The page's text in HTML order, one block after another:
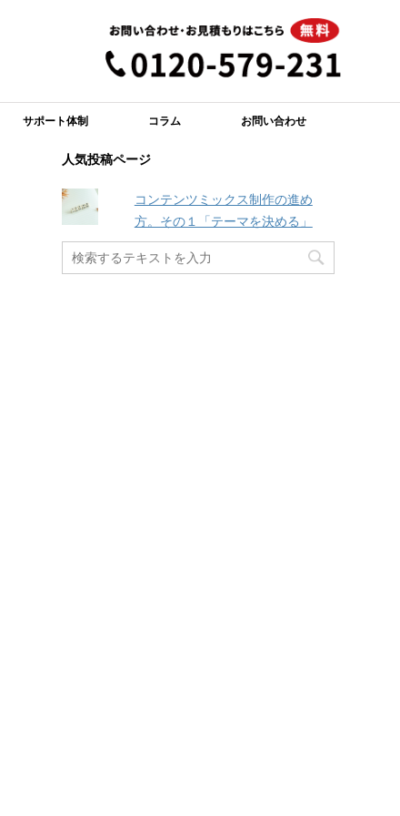
サポート体制 コラム お問い合わせ
人気投稿ページ
コンテンツミックス制作の進め
方。その１「テーマを決める」